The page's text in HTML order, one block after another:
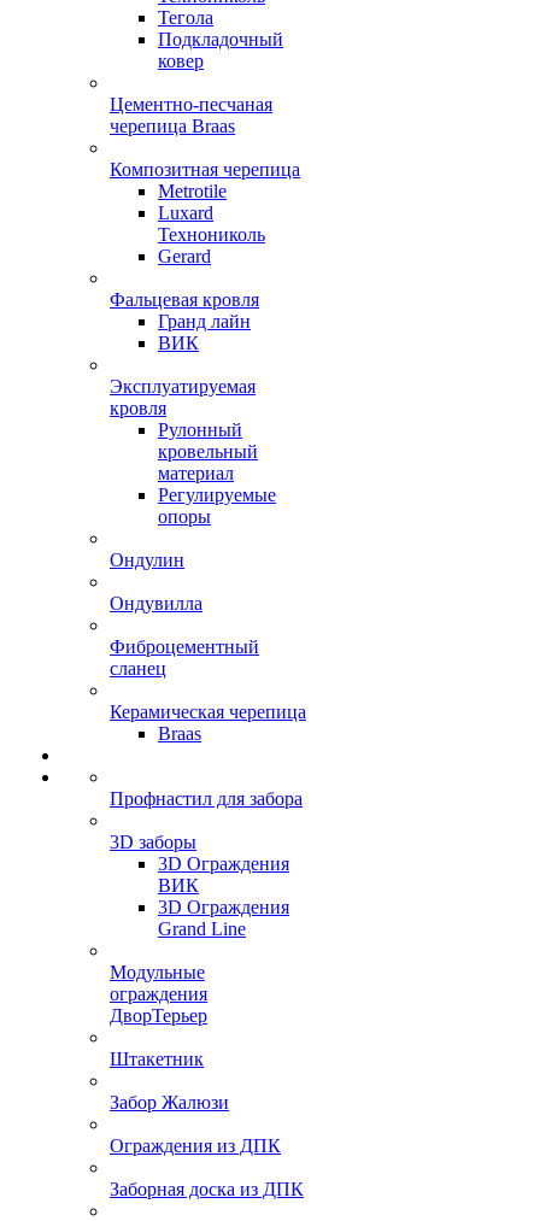
Тегола
Подкладочный
ковер
Цементно-песчаная
черепица Braas
Композитная черепица
Metrotile
Luxard
Технониколь
Gerard
Фальцевая кровля
Гранд лайн
ВИК
Эксплуатируемая
кровля
Рулонный
кровельный
материал
Регулируемые
опоры
Ондулин
Ондувилла
Фиброцементный
сланец
Керамическая черепица
Braas
Профнастил для забора
3D заборы
3D Ограждения
ВИК
3D Ограждения
Grand Line
Модульные
ограждения
ДворТерьер
Штакетник
Забор Жалюзи
Ограждения из ДПК
Заборная доска из ДПК